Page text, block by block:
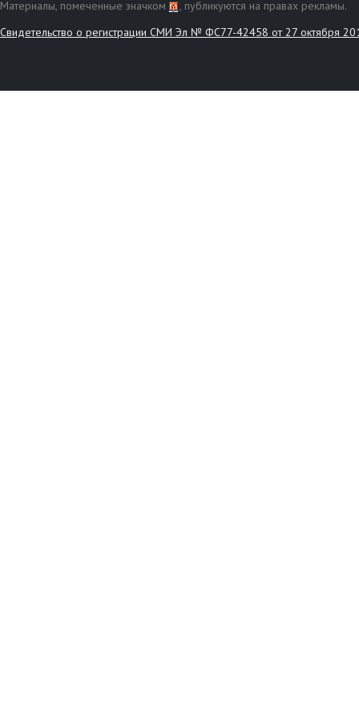
Материалы, помеченные значком
, публикуются на правах рекламы.
Свидетельство о регистрации СМИ Эл № ФС77-42458 от 27 октября